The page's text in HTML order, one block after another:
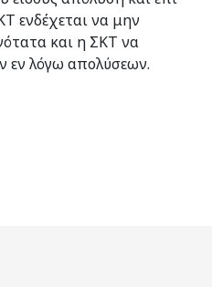
ενδέχεται να μην
και η ΣΚΤ να
εν λόγω απολύσεων.